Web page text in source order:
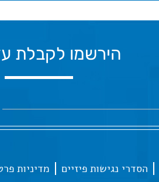
הירשמו לקבלת
הסדרי נגישות פיזיים מדיניות